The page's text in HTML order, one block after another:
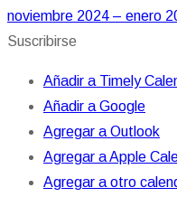
noviembre 2024 – enero
Suscribirse
Añadir a Timely
Añadir a Google
Agregar a Outlook
Agregar a Apple
Agregar a otro